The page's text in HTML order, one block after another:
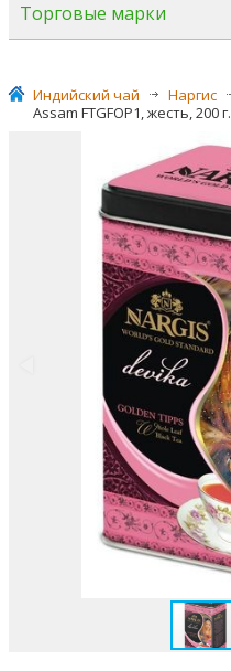
Торговые марки
Индийский чай >
Наргис
Assam FTGFOP1, жесть, 200 г.